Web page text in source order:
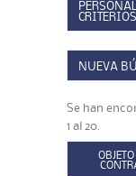
NUEVA
Se han
1 al 20.
OBJETO